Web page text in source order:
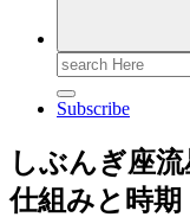
Search
for:
Subscribe
しぶんぎ座
仕組みと時